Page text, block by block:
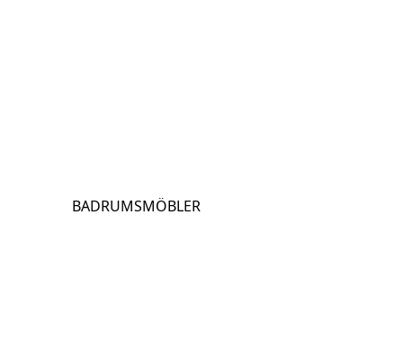
BADRUMSMÖBLER